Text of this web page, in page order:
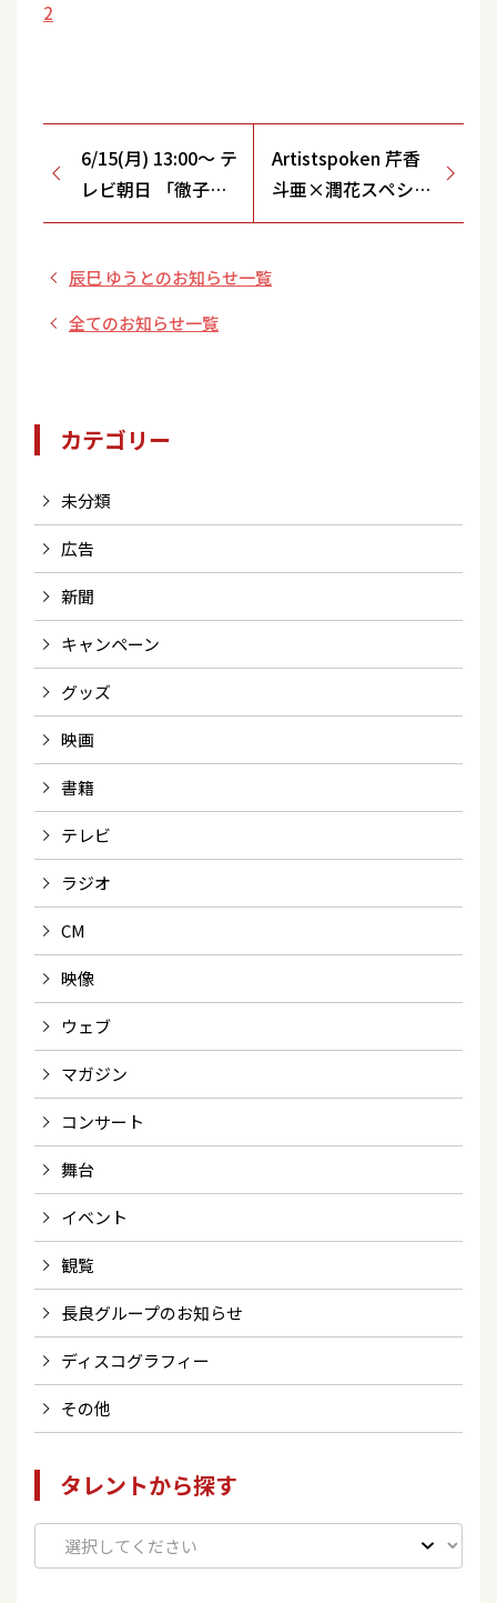
2
6/15(月) 13:00～ テ
レビ朝日 「徹子の
部屋」追悼・中村
Artistspoken 芹⾹
⽃亜×潤花スペシャ
ル対談の配信決定！
辰巳 ゆうとのお知らせ一覧
全てのお知らせ一覧
カテゴリー
未分類
広告
新聞
キャンペーン
グッズ
映画
書籍
テレビ
ラジオ
CM
映像
ウェブ
マガジン
コンサート
舞台
イベント
観覧
長良グループのお知らせ
ディスコグラフィー
その他
タレントから探す